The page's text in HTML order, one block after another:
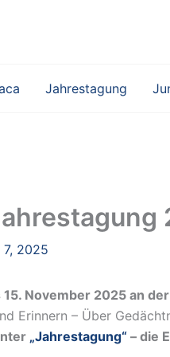
Jahrestagung
7, 2025
15. November 2025 an
Erinnern – Über
„Jahrestagung“ – die